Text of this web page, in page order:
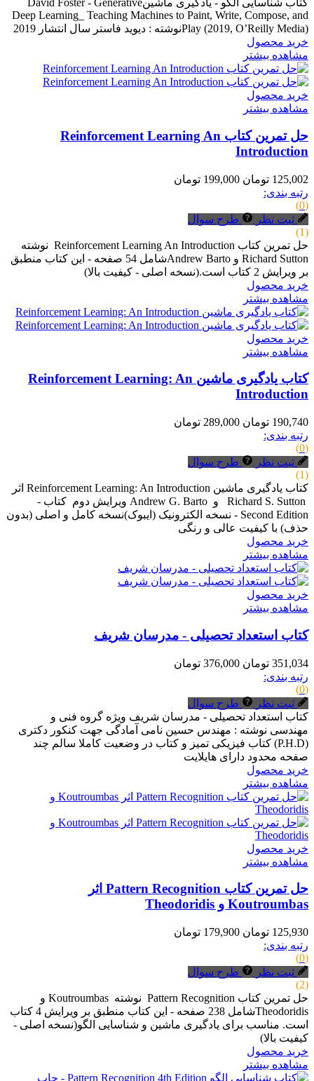
کتاب شناسایی الگو - یادگیری ماشینDavid Foster - Generative
Deep Learning_ Teaching Machines to Paint, Write, Compose, and
Play (2019, O’Reilly Media)نوشته : دیوید فاستر سال انتشار 2019
خرید محصول
مشاهده بیشتر
خرید محصول
مشاهده بیشتر
حل تمرین کتاب Reinforcement Learning An
Introduction
125,002 تومان
199,000 تومان
رتبه بندی:
(0)
ثبت نظر
طرح سوال
(1)
حل تمرین کتاب Reinforcement Learning An Introduction نوشته
Richard Sutton و Andrew Bartoشامل 54 صفحه - این کتاب منطبق
بر ویرایش 2 کتاب است.(نسخه اصلی - کیفیت بالا)
خرید محصول
مشاهده بیشتر
خرید محصول
مشاهده بیشتر
کتاب یادگیری ماشین Reinforcement Learning: An
Introduction
190,740 تومان
289,000 تومان
رتبه بندی:
(0)
ثبت نظر
طرح سوال
(1)
کتاب یادگیری ماشین Reinforcement Learning: An Introduction اثر
Richard S. Sutton و Andrew G. Barto ویرایش دوم کتاب -
Second Edition - نسخه الکترونیک (ایبوک)نسخه کامل و اصلی (بدون
حذف) با کیفیت عالی و رنگی
خرید محصول
مشاهده بیشتر
خرید محصول
مشاهده بیشتر
کتاب استعداد تحصیلی - مدرسان شریف
351,034 تومان
376,000 تومان
رتبه بندی:
(0)
ثبت نظر
طرح سوال
کتاب استعداد تحصیلی - مدرسان شریف ویژه گروه فنی و
مهندسی نوشته : مهندس حسین نامی آمادگی جهت کنکور دکتری
(P.H.D) کتاب فیزیکی تمیز و کتاب در وضعیت کاملا سالم چند
صفحه محدود دارای هایلایت
خرید محصول
مشاهده بیشتر
خرید محصول
مشاهده بیشتر
حل تمرین کتاب Pattern Recognition اثر
Koutroumbas و Theodoridis
125,930 تومان
179,900 تومان
رتبه بندی:
(0)
ثبت نظر
طرح سوال
(2)
حل تمرین کتاب Pattern Recognition نوشته Koutroumbas و
Theodoridisشامل 238 صفحه - این کتاب منطبق بر ویرایش 4 کتاب
است. مناسب برای یادگیری ماشین و شناسایی الگو(نسخه اصلی -
کیفیت بالا)
خرید محصول
مشاهده بیشتر